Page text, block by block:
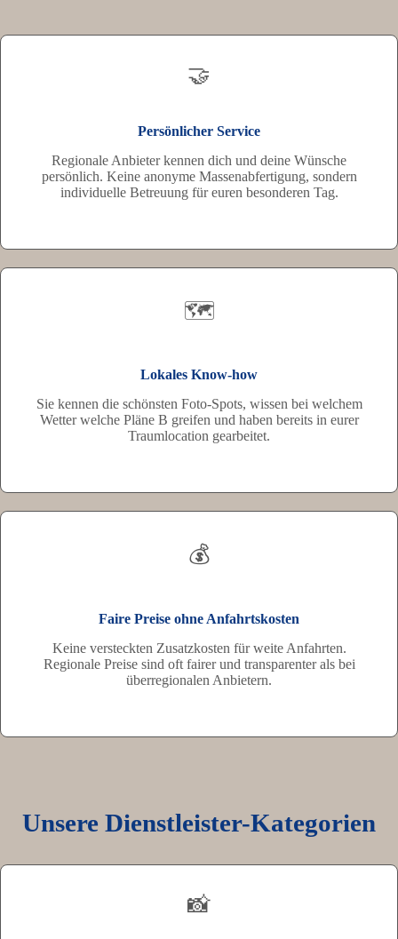
🤝
Persönlicher Service
Regionale Anbieter kennen dich und deine Wünsche
persönlich. Keine anonyme Massenabfertigung, sondern
individuelle Betreuung für euren besonderen Tag.
🗺️
Lokales Know-how
Sie kennen die schönsten Foto-Spots, wissen bei welchem
Wetter welche Pläne B greifen und haben bereits in eurer
Traumlocation gearbeitet.
💰
Faire Preise ohne Anfahrtskosten
Keine versteckten Zusatzkosten für weite Anfahrten.
Regionale Preise sind oft fairer und transparenter als bei
überregionalen Anbietern.
Unsere Dienstleister-Kategorien
📸